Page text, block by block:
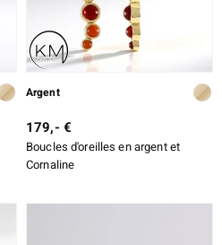
Argent
179,- €
Boucles d'oreilles en argent et
Cornaline